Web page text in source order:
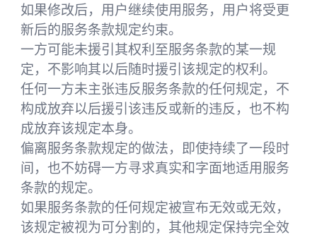
如果修改后，用户继续使用服务，用户将受更
新后的服务条款规定约束。
一方可能未援引其权利至服务条款的某一规
定，不影响其以后随时援引该规定的权利。
任何一方未主张违反服务条款的任何规定，不
构成放弃以后援引该违反或新的违反，也不构
成放弃该规定本身。
偏离服务条款规定的做法，即使持续了一段时
间，也不妨碍一方寻求真实和字面地适用服务
条款的规定。
如果服务条款的任何规定被宣布无效或无效，
该规定被视为可分割的，其他规定保持完全效